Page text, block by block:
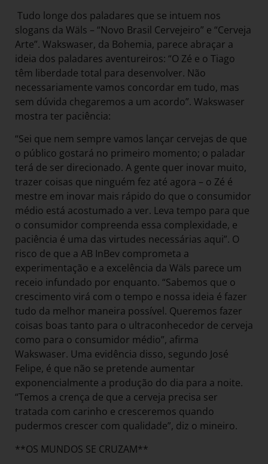
Tudo longe dos paladares que se intuem nos
slogans da Wäls – “Novo Brasil Cervejeiro” e “Cerveja
Arte”. Wakswaser, da Bohemia, parece abraçar a
ideia dos paladares aventureiros: “O Zé e o Tiago
têm liberdade total para desenvolver. Não
necessariamente vamos concordar em tudo, mas
sem dúvida chegaremos a um acordo”. Wakswaser
mostra ter paciência:
“Sei que nem sempre vamos lançar cervejas de que
o público gostará no primeiro momento; o paladar
terá de ser direcionado. A gente quer inovar muito,
trazer coisas que ninguém fez até agora – o Zé é
mestre em inovar mais rápido do que o consumidor
médio está acostumado a ver. Leva tempo para que
o consumidor compreenda essa complexidade, e
paciência é uma das virtudes necessárias aqui”. O
risco de que a AB InBev comprometa a
experimentação e a excelência da Wäls parece um
receio infundado por enquanto. “Sabemos que o
crescimento virá com o tempo e nossa ideia é fazer
tudo da melhor maneira possível. Queremos fazer
coisas boas tanto para o ultraconhecedor de cerveja
como para o consumidor médio”, afirma
Wakswaser. Uma evidência disso, segundo José
Felipe, é que não se pretende aumentar
exponencialmente a produção do dia para a noite.
“Temos a crença de que a cerveja precisa ser
tratada com carinho e cresceremos quando
pudermos crescer com qualidade”, diz o mineiro.
**OS MUNDOS SE CRUZAM**